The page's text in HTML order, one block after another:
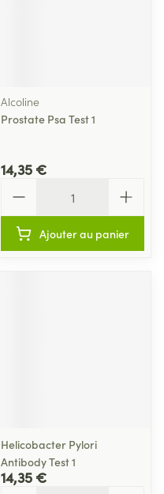
Alcoline
Prostate Psa Test 1
14,35 €
Ajouter au panier
Helicobacter Pylori
Antibody Test 1
14,35 €